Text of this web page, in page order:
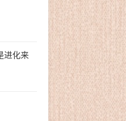
进化来